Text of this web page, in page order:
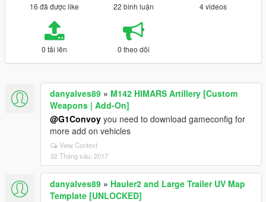
16 đã được like 22 bình luận 4 videos
0 tải lên 0 theo dõi
danyalves89 » M142 HIMARS Artillery [Custom
Weapons | Add-On]
@G1Convoy you need to download gameconfig for
more add on vehicles
View Context
22 Tháng sáu, 2017
danyalves89 » Hauler2 and Large Trailer UV Map
Template [UNLOCKED]